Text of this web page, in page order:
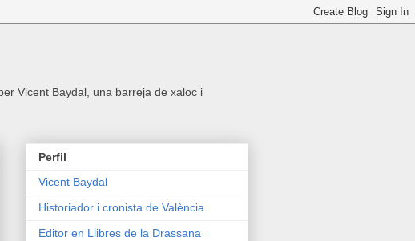
Vicent Baydal, una barreja de xaloc i
Perfil
Vicent Baydal
Historiador i cronista de València
Editor en Llibres de la Drassana